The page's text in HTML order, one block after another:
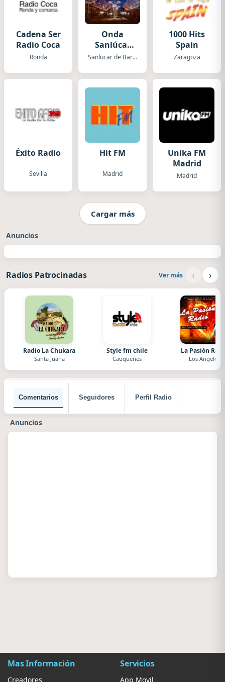
Cadena Ser
Radio Coca
Ronda
Onda
Sanlúcar
Rtv
Sanlucar de Barrameda
1000 Hits
Spain
Zaragoza
Éxito Radio
Sevilla
Hit FM
Madrid
Unika FM
Madrid
Madrid
Cargar más
Anuncios
Radios Patrocinadas Ver más ‹ ›
Radio La Chukara
Santa Juana
Style fm chile
Cauquenes
La Pasión
Los Angeles
Comentarios Seguidores Perfil Radio
Anuncios
Mas Información
Creadores
Servicios
App Movil